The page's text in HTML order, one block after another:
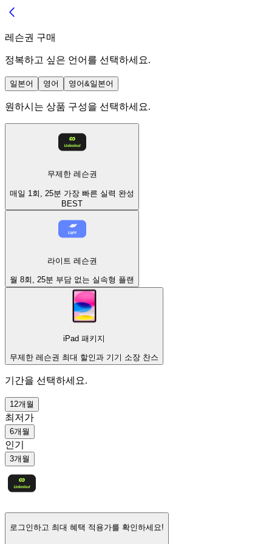
레슨권 구매
정복하고 싶은 언어를 선택하세요.
일본어 영어 영어&일본어
원하시는 상품 구성을 선택하세요.
무제한 레슨권
매일 1회, 25분 가장 빠른 실력 완성
BEST
라이트 레슨권
월 8회, 25분 부담 없는 실속형 플랜
iPad 패키지
무제한 레슨권 최대 할인과 기기 소장 찬스
기간을 선택하세요.
12개월
최저가
6개월
인기
3개월
로그인하고 최대 혜택 적용가를 확인하세요!